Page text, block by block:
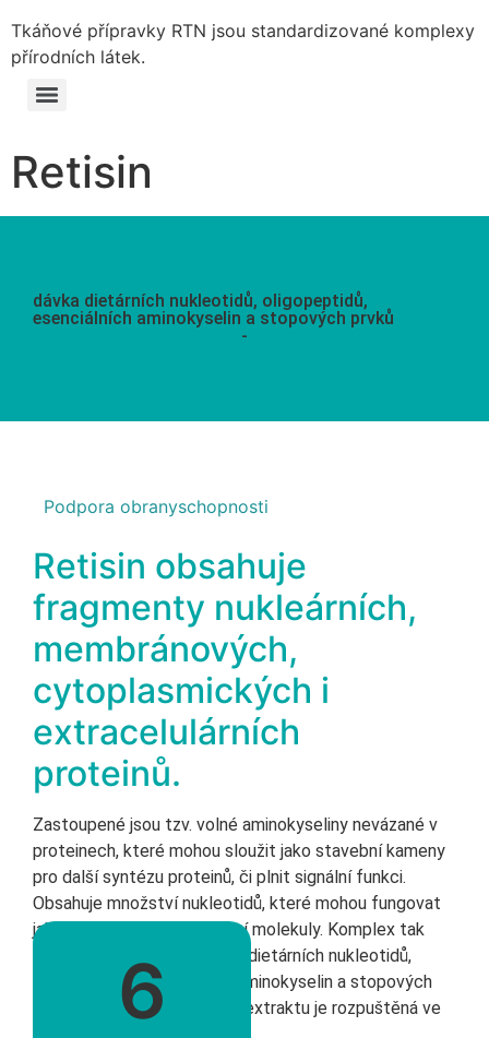
Tkáňové přípravky RTN jsou standardizované komplexy
přírodních látek.
Retisin
dávka dietárních nukleotidů, oligopeptidů,
esenciálních aminokyselin a stopových prvků
-
6
Podpora obranyschopnosti
Retisin obsahuje
fragmenty nukleárních,
membránových,
cytoplasmických i
extracelulárních
proteinů.
Zastoupené jsou tzv. volné aminokyseliny nevázané v
proteinech, které mohou sloužit jako stavební kameny
pro další syntézu proteinů, či plnit signální funkci.
Obsahuje množství nukleotidů, které mohou fungovat
jako zdroj energie, či signální molekuly. Komplex tak
působí jako podpůrná dávka dietárních nukleotidů,
oligopeptidů, esenciálních aminokyselin a stopových
prvků tělu vlastních. Sušina extraktu je rozpuštěná ve